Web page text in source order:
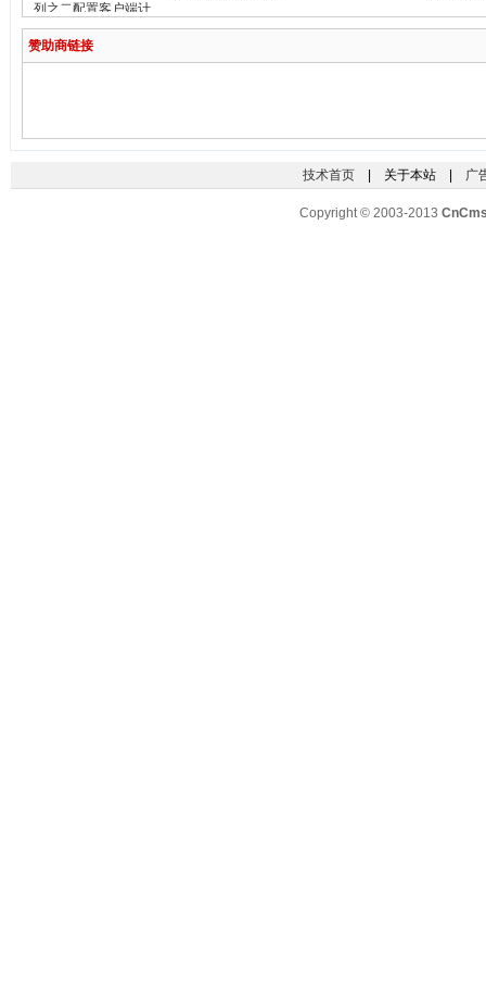
列之二配置客户端计
算机以建立 VPN 连
接
赞助商链接
技术首页| 关于本站 | 广
Copyright © 2003-2013